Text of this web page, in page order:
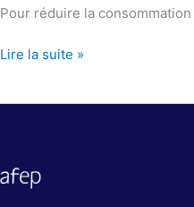
Pour réduire la
Lire la suite »